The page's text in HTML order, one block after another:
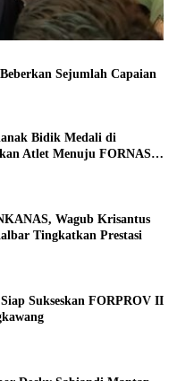
Sejumlah Capaian
Bidik Medali di
Atlet Menuju FORNAS
Wagub Krisantus
Tingkatkan Prestasi
Sukseskan FORPROV II